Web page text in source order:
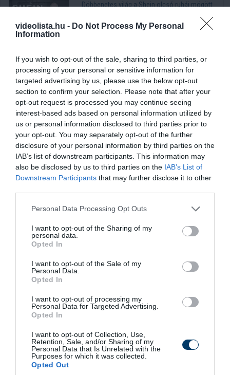
videolista.hu - Do Not Process My Personal
Information
If you wish to opt-out of the sale, sharing to third parties, or
processing of your personal or sensitive information for
targeted advertising by us, please use the below opt-out
section to confirm your selection. Please note that after your
opt-out request is processed you may continue seeing
interest-based ads based on personal information utilized by
us or personal information disclosed to third parties prior to
your opt-out. You may separately opt-out of the further
disclosure of your personal information by third parties on the
IAB’s list of downstream participants. This information may
also be disclosed by us to third parties on the IAB’s List of
Downstream Participants that may further disclose it to other
Please note that this website/app uses one or more Google
not limited to your visit or usage behaviour. You may click to
grant or deny consent to Google and its third-party tags to
use your data for below specified purposes in below Google
consent section.
Personal Data Processing Opt Outs
I want to opt-out of the Sharing of my
personal data.
Opted In
I want to opt-out of the Sale of my
Personal Data.
Opted In
I want to opt-out of processing my
Personal Data for Targeted Advertising.
Opted In
I want to opt-out of Collection, Use,
Retention, Sale, and/or Sharing of my
Personal Data that Is Unrelated with the
Purposes for which it was collected.
Opted Out
Döbbenetes világ a Shein olcsó ruhái mögött
Koreából
Titkos kapuk és milliárdos villák: ilyen a NER
budapesti luxusa
Pesty László kitálalt! Halálos fenyegetés és
letartóztatások rázták meg a politikát
Felfoghatatlan luxusban él Mészáros Lőrinc:
jachtok, Ferrarik és százmilliós táska
Visszahoznák a katát, és emelik a nyugdíjakat
rendszer titkai - Dőlnek a csontvázak a FIDESZ
Összes videó
Crypto
Stabilcoinos fizetés: így alakítja át a pénz